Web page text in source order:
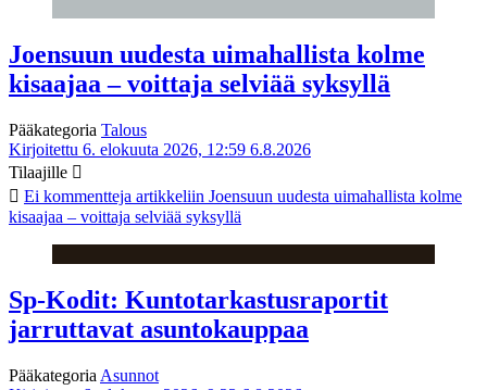
Joensuun uudesta uimahallista kolme
kisaajaa – voittaja selviää syksyllä
Pääkategoria Talous
Kirjoitettu 6. elokuuta 2026, 12:59 6.8.2026
Tilaajille
Ei kommentteja artikkeliin Joensuun uudesta uimahallista kolme
kisaajaa – voittaja selviää syksyllä
Sp-Kodit: Kuntotarkastusraportit
jarruttavat asuntokauppaa
Pääkategoria Asunnot